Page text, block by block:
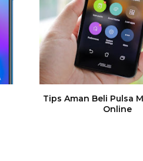
Tips Aman Beli Pulsa
Online